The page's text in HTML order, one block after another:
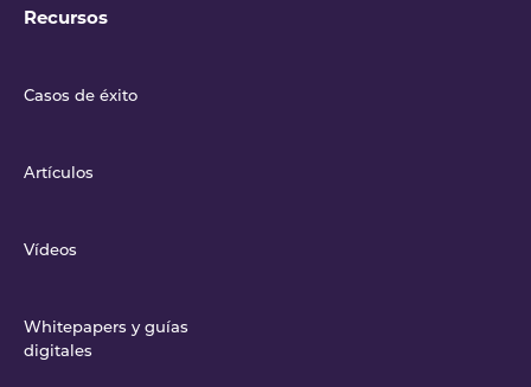
Recursos
Casos de éxito
Artículos
Vídeos
Whitepapers y guías
digitales